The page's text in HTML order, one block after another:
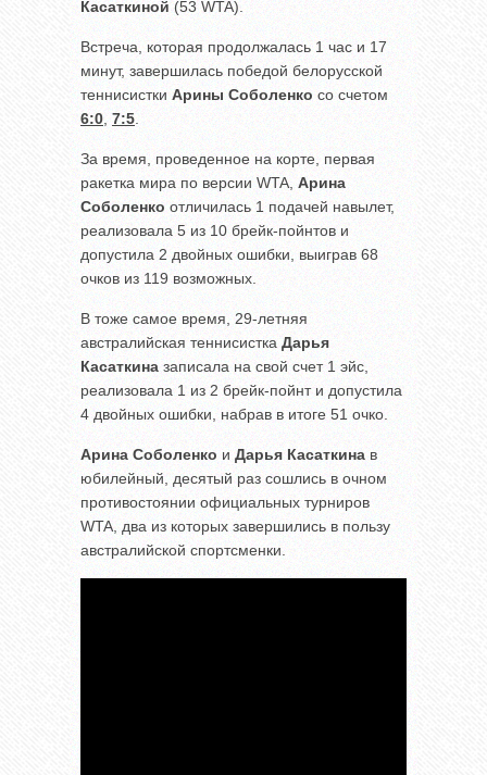
Касаткиной (53 WTA).
Встреча, которая продолжалась 1 час и 17
минут, завершилась победой белорусской
теннисистки Арины Соболенко со счетом
6:0 7:5
За время, проведенное на корте, первая
ракетка мира по версии WTA, Арина
Соболенко отличилась 1 подачей навылет,
реализовала 5 из 10 брейк-пойнтов и
допустила 2 двойных ошибки, выиграв 68
очков из 119 возможных.
В тоже самое время, 29-летняя
австралийская теннисистка Дарья
Касаткина записала на свой счет 1 эйс,
реализовала 1 из 2 брейк-пойнт и допустила
4 двойных ошибки, набрав в итоге 51 очко.
Арина Соболенко и Дарья Касаткина в
юбилейный, десятый раз сошлись в очном
противостоянии официальных турниров
WTA, два из которых завершились в пользу
австралийской спортсменки.